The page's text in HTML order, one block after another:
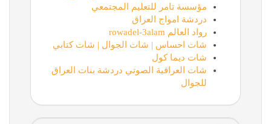
مؤسسة تامر للتعليم المجتمعي
دردشة امواج العراق
رواد العالم rowadel-3alam
شات احساس | شات الجوال | شات كتابي
شات ديما كول
شات العراقية الصوتي دردشة بنات العراق
للجوال